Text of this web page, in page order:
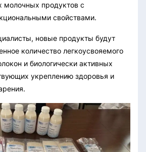
молочных продуктов с
свойствами.
новые продукты будут
количество легкоусвояемого
и биологически активных
укреплению здоровья и